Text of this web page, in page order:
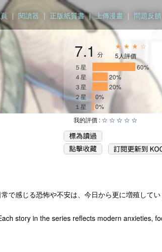
｜ 閱讀器 ｜ 正版紙質書｜上傳漫畫 ｜ 問題反饋
7.1 分
★ ★ ★ ☆
5人評價
５星
60%
４星
20%
３星
20%
２星
0%
１星
0%
我的評價 : ☆ ☆ ☆ ☆ ☆
で感じる恐怖や不安は、今日から更に増殖して
story in the series reflects modern anxieties,